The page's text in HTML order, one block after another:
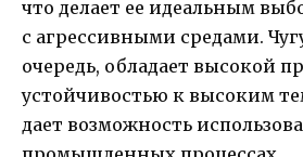
что делает ее идеальным
с агрессивными средами.
очередь, обладает высокой
устойчивостью к высоким
дает возможность